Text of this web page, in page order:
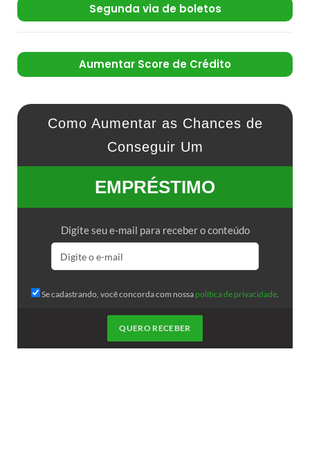
Segunda via de boletos
Aumentar Score de Crédito
Como Aumentar as Chances de
Conseguir Um
EMPRÉSTIMO
Digite seu e-mail para receber o conteúdo
Se cadastrando, você concorda com nossa política de privacidade.
QUERO RECEBER